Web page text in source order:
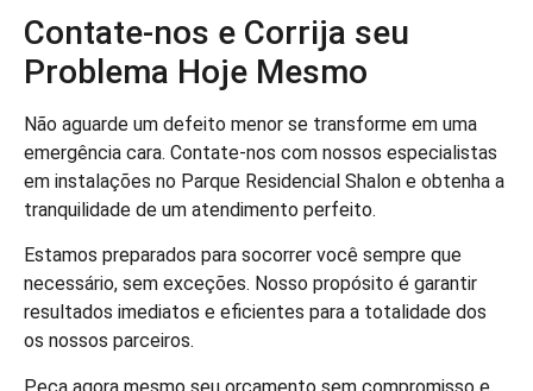
Contate-nos e Corrija seu
Problema Hoje Mesmo
Não aguarde um defeito menor se transforme em uma
emergência cara. Contate-nos com nossos especialistas
em instalações no Parque Residencial Shalon e obtenha a
tranquilidade de um atendimento perfeito.
Estamos preparados para socorrer você sempre que
necessário, sem exceções. Nosso propósito é garantir
resultados imediatos e eficientes para a totalidade dos
os nossos parceiros.
Peça agora mesmo seu orçamento sem compromisso e